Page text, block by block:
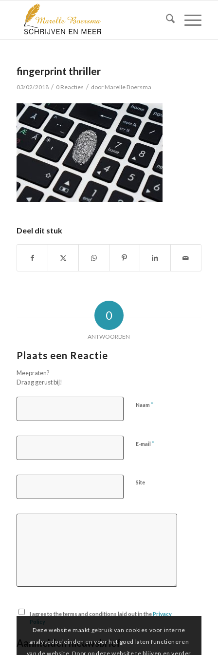
fingerprint thriller
03/02/2018 / 0 Reacties / door Marelle Boersma
Deel dit stuk
0
ANTWOORDEN
Plaats een Reactie
Meepraten?
Draag gerust bij!
Naam *
E-mail *
Site
I agree to the terms and conditions laid out in thePrivacy
Policy
Aanmelden nieuwsbrief
Deze website maakt gebruik van cookies voor interne
analysedoeleinden en voor het goed laten functioneren
van de website. Door op deze website te blijven en verder